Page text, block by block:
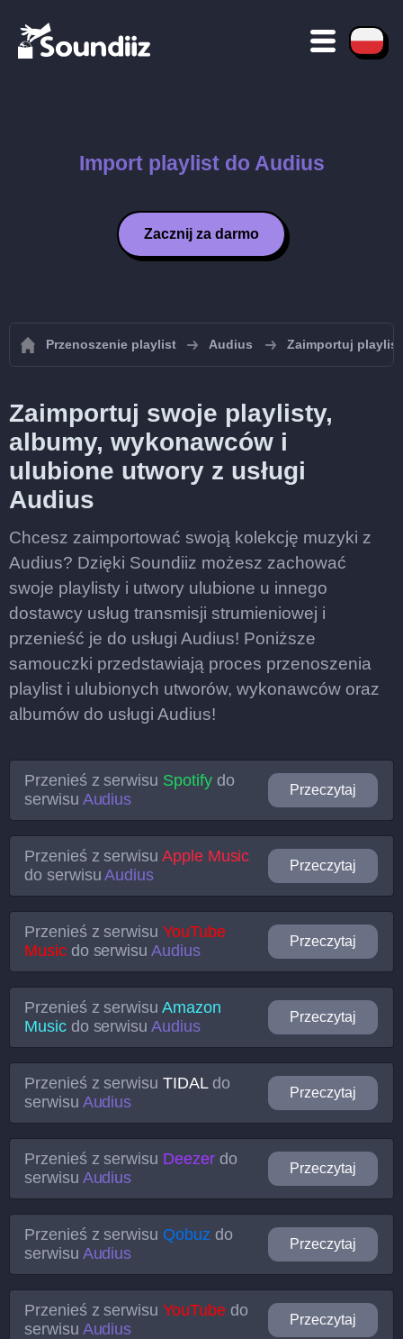
Import playlist do Audius
Zacznij za darmo
Przenoszenie playlist Audius Zaimportuj
Zaimportuj swoje playlisty,
albumy, wykonawców i
ulubione utwory z usługi
Audius
Chcesz zaimportować swoją kolekcję muzyki z
Audius? Dzięki Soundiiz możesz zachować
swoje playlisty i utwory ulubione u innego
dostawcy usług transmisji strumieniowej i
przenieść je do usługi Audius! Poniższe
samouczki przedstawiają proces przenoszenia
playlist i ulubionych utworów, wykonawców oraz
albumów do usługi Audius!
Przenieś z serwisu Spotifydo
serwisu Audius
Przeczytaj
Przenieś z serwisu Apple Music
do serwisuAudius
Przeczytaj
Przenieś z serwisu YouTube
Musicdo serwisuAudius
Przeczytaj
Przenieś z serwisu Amazon
Musicdo serwisuAudius
Przeczytaj
Przenieś z serwisu TIDALdo
serwisu Audius
Przeczytaj
Przenieś z serwisu Deezerdo
serwisu Audius
Przeczytaj
Przenieś z serwisu Qobuz do
serwisu Audius
Przeczytaj
Przenieś z serwisu YouTubedo
serwisu Audius
Przeczytaj